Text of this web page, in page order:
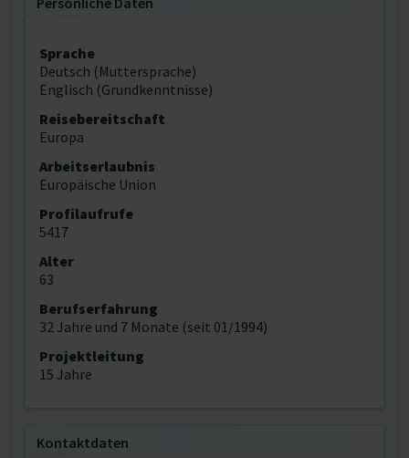
Sprache
Deutsch (Muttersprache)
Englisch (Grundkenntnisse)
Reisebereitschaft
Europa
Arbeitserlaubnis
Europäische Union
Profilaufrufe
5417
Alter
63
Berufserfahrung
32 Jahre und 7 Monate (seit 01/1994)
Projektleitung
15 Jahre
Kontaktdaten